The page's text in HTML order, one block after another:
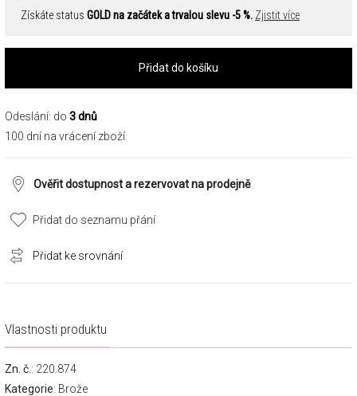
Získáte status GOLD na začátek a trvalou slevu -5 %. Zjistit více
Přidat do košíku
Odeslání: do 3 dnů
100 dní na vrácení zboží
Ověřit dostupnost a rezervovat na prodejně
Přidat do seznamu přání
Přidat ke srovnání
Vlastnosti produktu
Zn. č. : 220.874
Kategorie: Brože